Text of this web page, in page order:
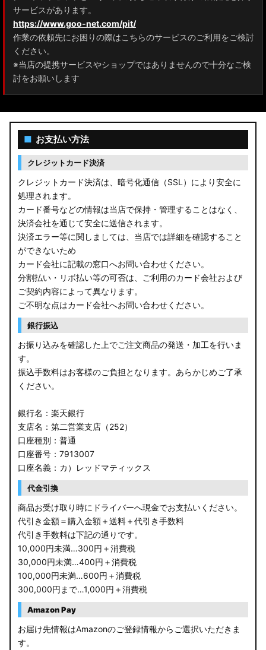
サービスがあります。
https://www.goo-net.com/pit/
作業の依頼先にお困りの際はこちらのサービスのご利用をご検討
ください。
※当店の提携サービスやショップではありませんので十分なご検
討をお願いします
■ お支払い方法
クレジットカード決済
クレジットカード決済は、暗号化通信（SSL）により安全に
処理されます。
カード番号などの情報は当店で保持・管理することはなく、
決済会社を通じて安全に送信されます。
決済エラー等に関しましては、当店では詳細を確認すること
ができないため
カード会社に記載の窓口へお問い合わせください。
分割払い・リボ払い等の可否は、ご利用のカード会社および
ご契約内容によって異なります。
ご不明な点はカード会社へお問い合わせください。
銀行振込
お振り込みを確認した上でご注文商品の発送・加工を行いま
す。
振込手数料はお客様のご負担となります。あらかじめご了承
ください。
銀行名：楽天銀行
支店名：第二営業支店（252）
口座種別：普通
口座番号：7913007
口座名義：カ）レッドマティックス
代金引換
商品お受け取り時にドライバーへ現金でお支払いください。
代引き金額＝購入金額＋送料＋代引き手数料
代引き手数料は下記の通りです。
10,000円未満…300円＋消費税
30,000円未満…400円＋消費税
100,000円未満…600円＋消費税
300,000円まで…1,000円＋消費税
Amazon Pay
お届け先情報はAmazonのご登録情報からご選択いただきま
す。